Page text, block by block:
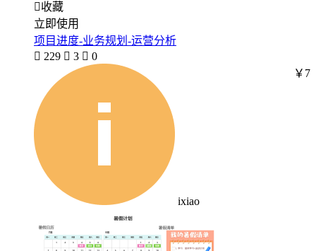
收藏
立即使用
项目进度-业务规划-运营分析
 229  3  0
ixiao
￥7